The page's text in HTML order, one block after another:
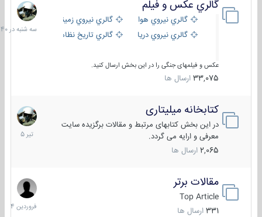
گالري عكس و فيلم
گالري نيروي هوايي
گالري نيروي زميني
گالري نيروي دريايي
گالري تاریخ نظامی
عکس و فیلمهای جنگی را در این بخش ارسال کنید.
33,075 ارسال ها
سه
شنبه
در
کتابخانه میلیتاری
در این بخش کتابهای مرتبط و مقالات برگزیده سایت
معرفی و ارایه می گردد.
2,065 ارسال ها
16
تیر
1405
مقالات برتر
Top Article
331 ارسال ها
29
فروردین
1404